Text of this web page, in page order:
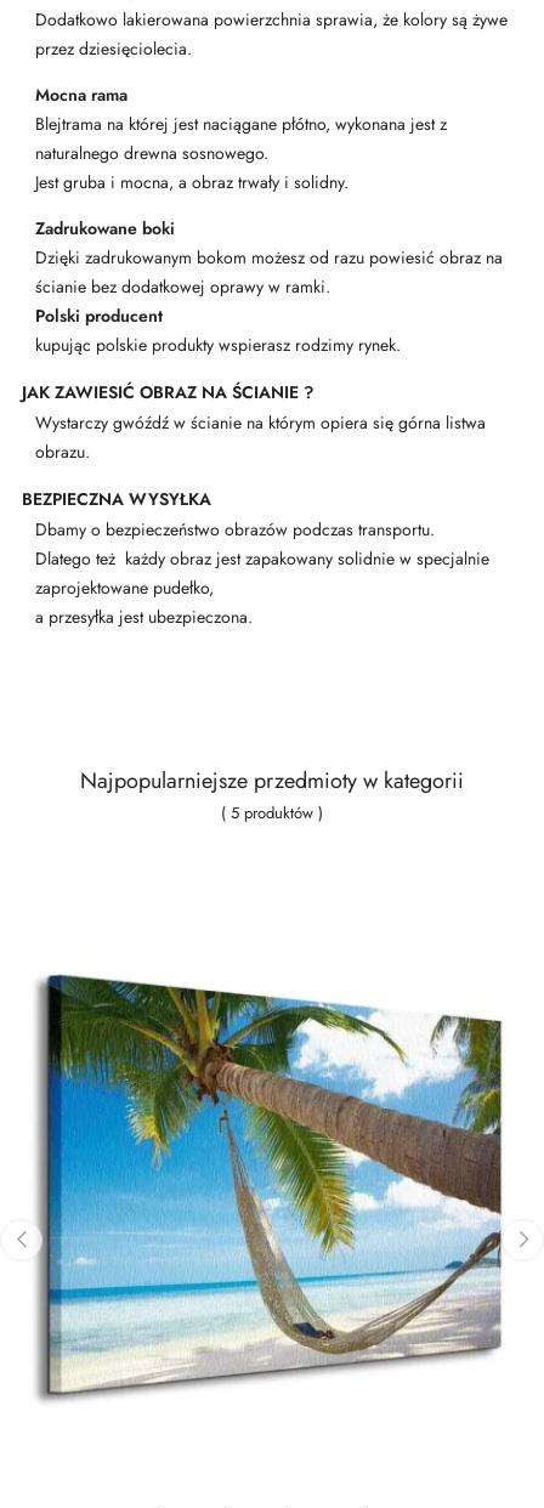
Dodatkowo lakierowana powierzchnia sprawia, że kolory są żywe
przez dziesięciolecia.
Mocna rama
Blejtrama na której jest naciągane płótno, wykonana jest z
naturalnego drewna sosnowego.
Jest gruba i mocna, a obraz trwały i solidny.
Zadrukowane boki
Dzięki zadrukowanym bokom możesz od razu powiesić obraz na
ścianie bez dodatkowej oprawy w ramki.
Polski producent
kupując polskie produkty wspierasz rodzimy rynek.
JAK ZAWIESIĆ OBRAZ NA ŚCIANIE ?
Wystarczy gwóźdź w ścianie na którym opiera się górna listwa
obrazu.
BEZPIECZNA WYSYŁKA
Dbamy o bezpieczeństwo obrazów podczas transportu.
Dlatego też każdy obraz jest zapakowany solidnie w specjalnie
zaprojektowane pudełko,
a przesyłka jest ubezpieczona.
Najpopularniejsze przedmioty w kategorii
( 5 produktów )